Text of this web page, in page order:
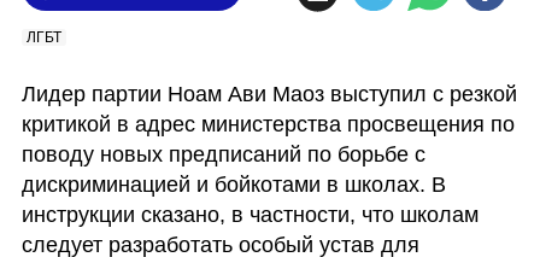
ЛГБТ
Лидер партии Ноам Ави Маоз выступил с резкой
критикой в адрес министерства просвещения по
поводу новых предписаний по борьбе с
дискриминацией и бойкотами в школах. В
инструкции сказано, в частности, что школам
следует разработать особый устав для